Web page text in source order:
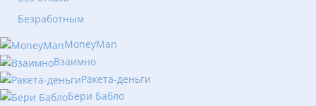
Безработным
MoneyMan
Взаимно
Ракета-деньги
Бери Бабло